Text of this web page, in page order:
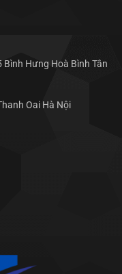
Hưng Hoà Bình Tân
Oai Hà Nội